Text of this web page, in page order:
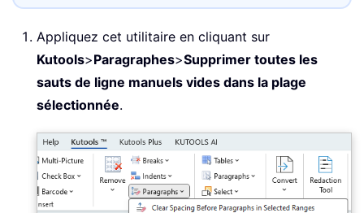
Appliquez cet utilitaire en cliquant sur
Kutools>Paragraphes>Supprimer toutes les
sauts de ligne manuels vides dans la plage
sélectionnée.